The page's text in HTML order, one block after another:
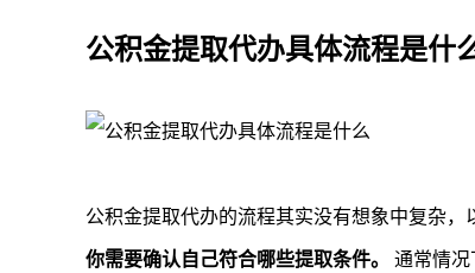
公积金提取代办具体流程是什
公积金提取代办的流程其实没有想象中复杂，
你需要确认自己符合哪些提取条件。 通常情况